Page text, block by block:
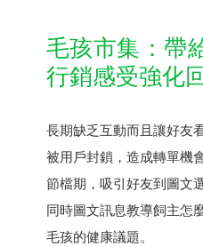
毛孩市集：帶
行銷感受強化
長期缺乏互動而且讓好友
被用戶封鎖，造成轉單機
節檔期，吸引好友到圖文
同時圖文訊息教導飼主怎
毛孩的健康議題。